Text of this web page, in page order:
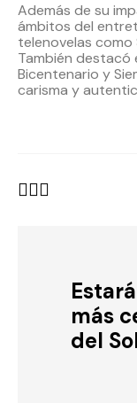
Además de su
ámbitos del
telenovelas como
También destacó
Bicentenario y
carisma y
más
del